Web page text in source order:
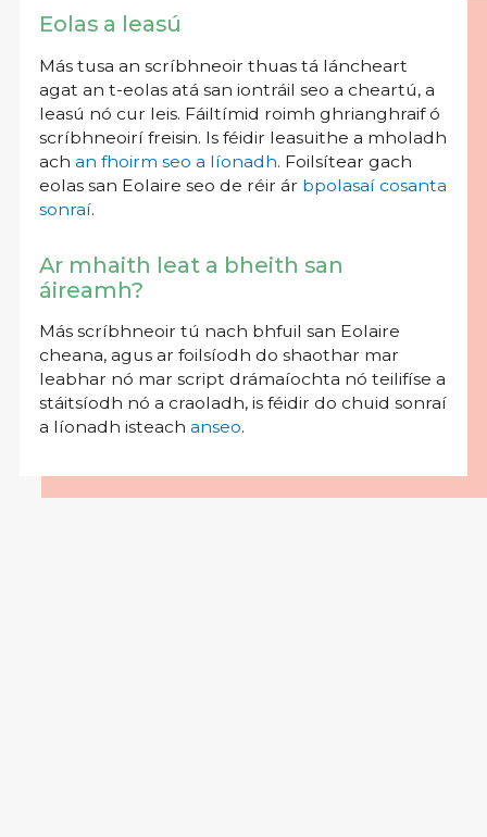
Eolas a leasú
Más tusa an scríbhneoir thuas tá láncheart
agat an t-eolas atá san iontráil seo a cheartú, a
leasú nó cur leis. Fáiltímid roimh ghrianghraif ó
scríbhneoirí freisin. Is féidir leasuithe a mholadh
ach an fhoirm seo a líonadh. Foilsítear gach
eolas san Eolaire seo de réir ár bpolasaí cosanta
sonraí.
Ar mhaith leat a bheith san
áireamh?
Más scríbhneoir tú nach bhfuil san Eolaire
cheana, agus ar foilsíodh do shaothar mar
leabhar nó mar script drámaíochta nó teilifíse a
stáitsíodh nó a craoladh, is féidir do chuid sonraí
a líonadh isteach anseo.